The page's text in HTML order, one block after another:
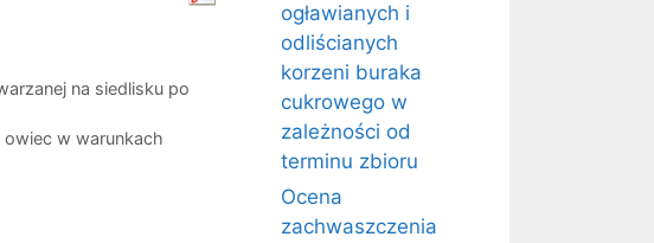
na siedlisku po
w warunkach
ogławianych i
odliścianych
korzeni buraka
cukrowego w
zależności od
terminu zbioru
Ocena
zachwaszczenia